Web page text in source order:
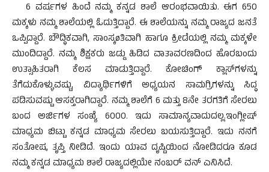
6 ವರ್ಷಗಳ ಹಿಂದೆ ನಮ್ಮ ಕನ್ನಡ ಶಾಲೆ ಆರಂಭವಾಯಿತು. ಈಗ 650
ಮಕ್ಕಳು ನಮ್ಮ ಶಾಲೆಯಲ್ಲಿ ಓದುತ್ತಿದ್ದಾರೆ. ಈ ಶಾಲೆಯನ್ನು ನಮ್ಮ ರಾಜ್ಯದ ಜನತೆ
ಒಪ್ಪಿದ್ದಾರೆ. ಬೌದ್ಧಿಕವಾಗಿ, ಸಾಂಸ್ಕøತಿವಾಗಿ ಹಾಗೂ ಕ್ರೀಡೆಯಲ್ಲಿ ನಮ್ಮ ಮಕ್ಕಳೇ
ಮುಂದಿದ್ದಾರೆ. ನಮ್ಮ ಶಿಕ್ಷಕರು ಜಡ್ಡು ಹಿಡಿದ ವಾತಾವರಣದಿಂದ ಹೊರಬಂದು
ಉತ್ಸಾಹಿತರಾಗಿ ಕೆಲಸ ಮಾಡುತ್ತಿದ್ದಾರೆ. ಕೋಚಿಂಗ್ ಕ್ಲಾಸ್‍ಗಳನ್ನು
ತೆಗೆದುಕೊಳ್ಳುವಷ್ಟು, ವಿದ್ಯಾರ್ಥಿಗಳಿಗೆ ಅಧ್ಯಯನ ಸಾಮಗ್ರಿಗಳನ್ನು ಸಿದ್ಧ
ಪಡಿಸುವಷ್ಟು ಆಸಕ್ತರಾಗಿದ್ದಾರೆ. ನಮ್ಮ ಶಾಲೆಗೆ 6 ಮತ್ತು 8ನೇ ತರಗತಿಗೆ ಸೇರಲು
ಬಂದ ಅರ್ಜಿಗಳ ಸಂಖ್ಯೆ 6000. ಇದು ಸಾಮಾನ್ಯವಾದುದಲ್ಲ.ಇಂಗ್ಲೀಷ್
ಮಾಧ್ಯಮ ಬಿಟ್ಟು ಕನ್ನಡ ಮಾಧ್ಯಮ ಸೇರಲು ಬಯಸುತ್ತಿದ್ದಾರೆ. ಇದು ನನಗೆ
ಸಂತೋಷ, ತೃಪ್ತಿ ನೀಡಿದೆ. ಇಂದು ಯಾವ ದೃಷ್ಟಿಯಿಂದ ನೋಡಿದರೂ ಕೂಡ
ನಮ್ಮ ಕನ್ನಡ ಮಾಧ್ಯಮ ಶಾಲೆ ರಾಜ್ಯದಲ್ಲಿಯೇ ನಂಬರ್ ವನ್ ಎನಿಸಿದೆ.